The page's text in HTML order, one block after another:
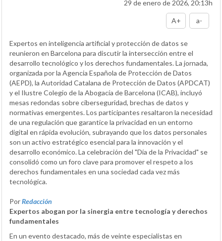
29 de enero de 2026, 20:13h
A+ a-
Expertos en inteligencia artificial y protección de datos se
reunieron en Barcelona para discutir la intersección entre el
desarrollo tecnológico y los derechos fundamentales. La jornada,
organizada por la Agencia Española de Protección de Datos
(AEPD), la Autoridad Catalana de Protección de Datos (APDCAT)
y el Ilustre Colegio de la Abogacía de Barcelona (ICAB), incluyó
mesas redondas sobre ciberseguridad, brechas de datos y
normativas emergentes. Los participantes resaltaron la necesidad
de una regulación que garantice la privacidad en un entorno
digital en rápida evolución, subrayando que los datos personales
son un activo estratégico esencial para la innovación y el
desarrollo económico. La celebración del "Día de la Privacidad" se
consolidó como un foro clave para promover el respeto a los
derechos fundamentales en una sociedad cada vez más
tecnológica.
PorRedacción
Expertos abogan por la sinergia entre tecnología y derechos
fundamentales
En un evento destacado, más de veinte especialistas en